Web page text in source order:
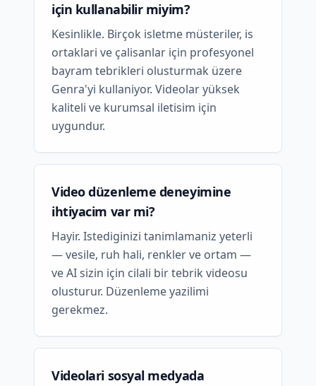
için kullanabilir miyim?
Kesinlikle. Birçok isletme müsteriler, is
ortaklari ve çalisanlar için profesyonel
bayram tebrikleri olusturmak üzere
Genra'yi kullaniyor. Videolar yüksek
kaliteli ve kurumsal iletisim için
uygundur.
Video düzenleme deneyimine
ihtiyacim var mi?
Hayir. Istediginizi tanimlamaniz yeterli
— vesile, ruh hali, renkler ve ortam —
ve AI sizin için cilali bir tebrik videosu
olusturur. Düzenleme yazilimi
gerekmez.
Videolari sosyal medyada